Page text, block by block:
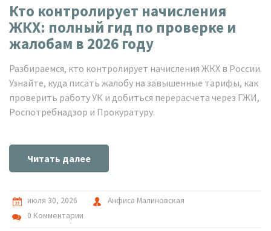
Кто контролирует начисления
ЖКХ: полный гид по проверке и
жалобам в 2026 году
Разбираемся, кто контролирует начисления ЖКХ в России.
Узнайте, куда писать жалобу на завышенные тарифы, как
проверить работу УК и добиться перерасчета через ГЖИ,
Роспотребнадзор и Прокуратуру.
Читать далее
июля 30, 2026
Анфиса Малиновская
0 Комментарии